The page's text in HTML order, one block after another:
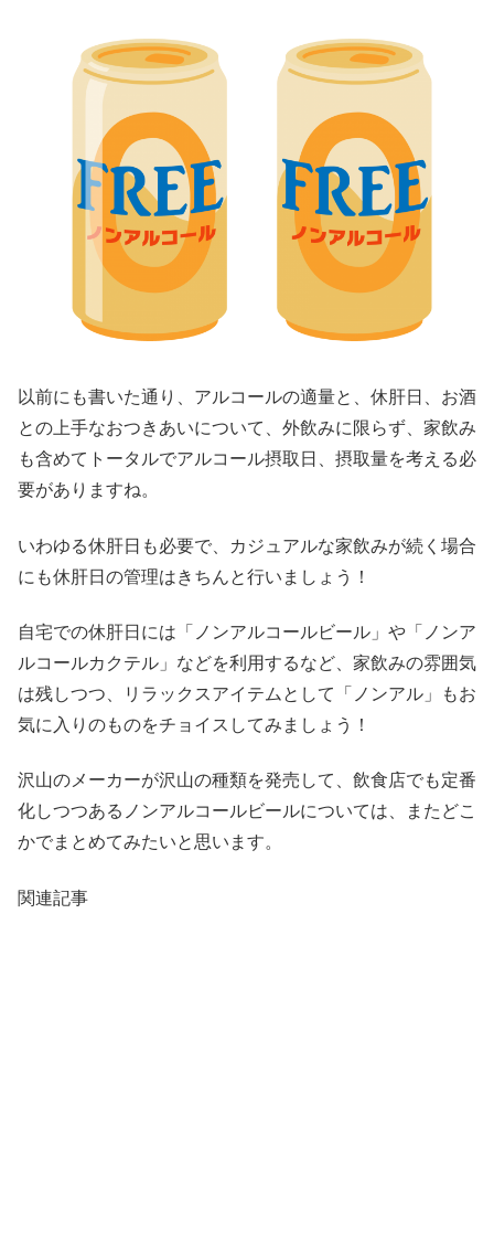
以前にも書いた通り、アルコールの適量と、休肝日、お酒
との上手なおつきあいについて、外飲みに限らず、家飲み
も含めてトータルでアルコール摂取日、摂取量を考える必
要がありますね。
いわゆる休肝日も必要で、カジュアルな家飲みが続く場合
にも休肝日の管理はきちんと行いましょう！
自宅での休肝日には「ノンアルコールビール」や「ノンア
ルコールカクテル」などを利用するなど、家飲みの雰囲気
は残しつつ、リラックスアイテムとして「ノンアル」もお
気に入りのものをチョイスしてみましょう！
沢山のメーカーが沢山の種類を発売して、飲食店でも定番
化しつつあるノンアルコールビールについては、またどこ
かでまとめてみたいと思います。
関連記事